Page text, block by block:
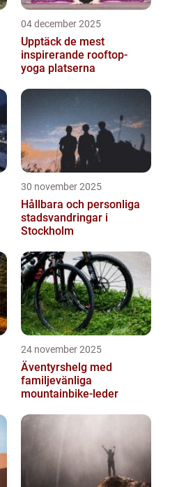
04 december 2025
Upptäck de mest
inspirerande rooftop-
yoga platserna
30 november 2025
Hållbara och personliga
stadsvandringar i
Stockholm
24 november 2025
Äventyrshelg med
familjevänliga
mountainbike-leder